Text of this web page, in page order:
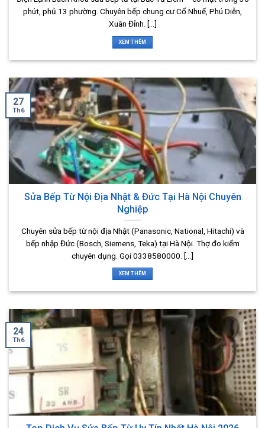
phút, phủ 13 phường. Chuyên bếp chung cư Cổ Nhuế, Phú Diễn,
Xuân Đỉnh. [...]
XEM THÊM
Sửa Bếp Từ Nội Địa Nhật & Đức Tại Hà Nội Chuyên
Nghiệp
Chuyên sửa bếp từ nội địa Nhật (Panasonic, National, Hitachi) và
bếp nhập Đức (Bosch, Siemens, Teka) tại Hà Nội. Thợ đo kiểm
chuyên dụng. Gọi 0338580000. [...]
XEM THÊM
27
Th6
24
Th6